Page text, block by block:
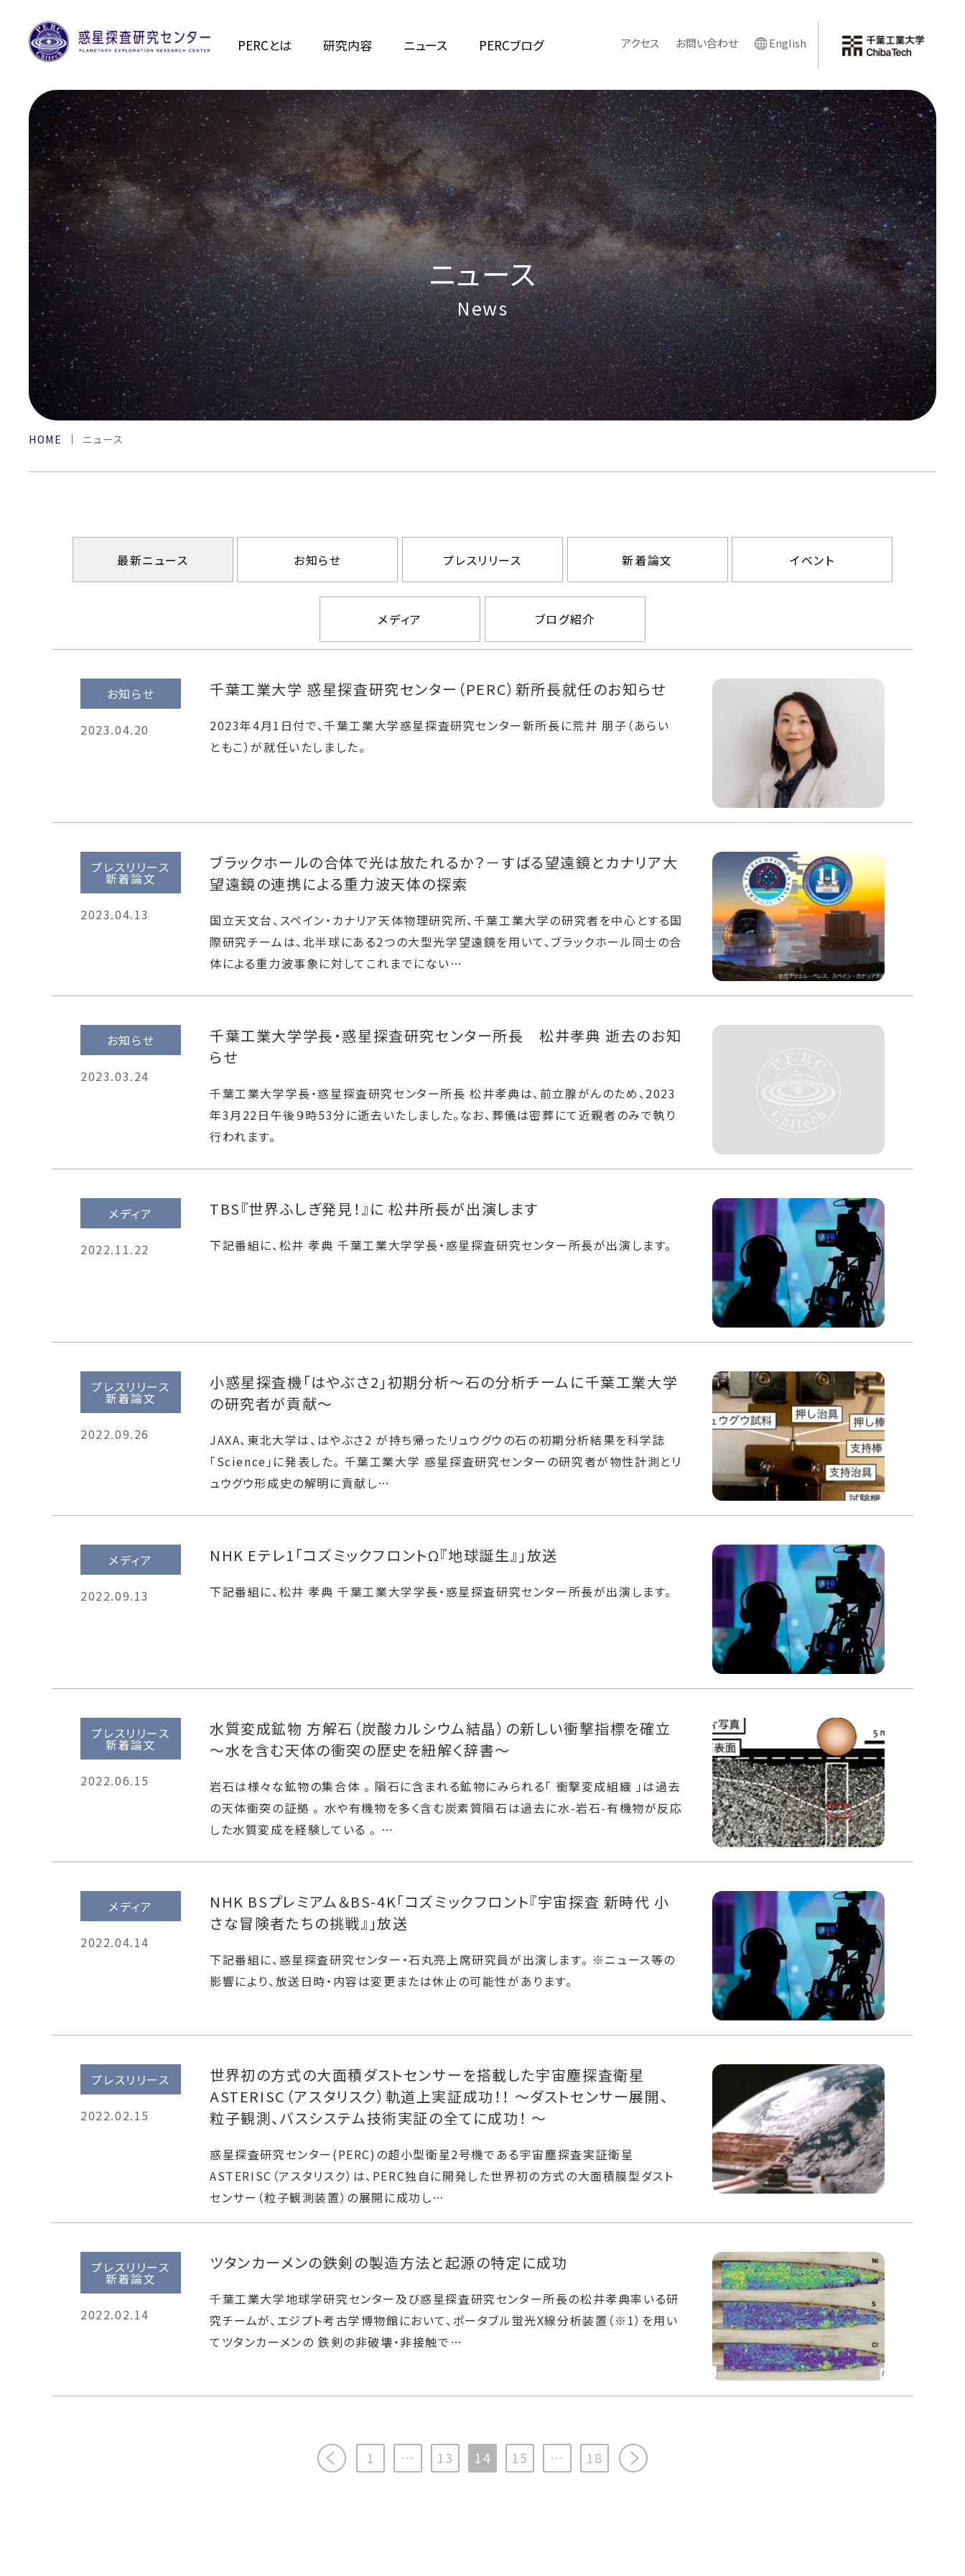
PERCとは 研究内容 ニュース PERCブログ アクセス お問い合わせ English
ニュース
News
HOME ニュース
最新ニュース お知らせ プレスリリース 新着論文 イベント
メディア ブログ紹介
お知らせ
2023.04.20
千葉工業大学 惑星探査研究センター（PERC）新所長就任のお知らせ
2023年4月1日付で、千葉工業大学惑星探査研究センター新所長に荒井 朋子（あらい
ともこ）が就任いたしました。
プレスリリース
新着論文
2023.04.13
ブラックホールの合体で光は放たれるか？－すばる望遠鏡とカナリア大
望遠鏡の連携による重力波天体の探索
国立天文台、スペイン・カナリア天体物理研究所、千葉工業大学の研究者を中心とする国
際研究チームは、北半球にある2つの大型光学望遠鏡を用いて、ブラックホール同士の合
体による重力波事象に対してこれまでにない…
お知らせ
2023.03.24
千葉工業大学学長・惑星探査研究センター所長 松井孝典 逝去のお知
らせ
千葉工業大学学長・惑星探査研究センター所長 松井孝典は、前立腺がんのため、2023
年3月22日午後９時53分に逝去いたしました。なお、葬儀は密葬にて近親者のみで執り
行われます。
メディア
2022.11.22
TBS『世界ふしぎ発見！』に 松井所長が出演します
下記番組に、松井 孝典 千葉工業大学学長・惑星探査研究センター所長が出演します。
プレスリリース
新着論文
2022.09.26
小惑星探査機「はやぶさ2」初期分析～石の分析チームに千葉工業大学
の研究者が貢献～
JAXA、東北大学は、はやぶさ2 が持ち帰ったリュウグウの石の初期分析結果を科学誌
「Science」に発表した。 千葉工業大学 惑星探査研究センターの研究者が物性計測とリ
ュウグウ形成史の解明に貢献し…
メディア
2022.09.13
NHK Eテレ1「コズミックフロントΩ『地球誕生』」放送
下記番組に、松井 孝典 千葉工業大学学長・惑星探査研究センター所長が出演します。
プレスリリース
新着論文
2022.06.15
水質変成鉱物 方解石（炭酸カルシウム結晶）の新しい衝撃指標を確立
～水を含む天体の衝突の歴史を紐解く辞書～
岩石は様々な鉱物の集合体 。 隕石に含まれる鉱物にみられる「 衝撃変成組織 」は過去
の天体衝突の証拠 。 水や有機物を多く含む炭素質隕石は過去に水-岩石-有機物が反応
した水質変成を経験している 。 …
メディア
2022.04.14
NHK BSプレミアム＆BS-4K「コズミックフロント『宇宙探査 新時代 小
さな冒険者たちの挑戦』」放送
下記番組に、惑星探査研究センター・石丸亮上席研究員が出演します。 ※ニュース等の
影響により、放送日時・内容は変更または休止の可能性があります。
プレスリリース
2022.02.15
世界初の方式の大面積ダストセンサーを搭載した宇宙塵探査衛星
ASTERISC（アスタリスク）軌道上実証成功！！ ～ダストセンサー展開、
粒子観測、バスシステム技術実証の全てに成功！ ～
惑星探査研究センター(PERC)の超小型衛星2号機である宇宙塵探査実証衛星
ASTERISC（アスタリスク）は、PERC独自に開発した世界初の方式の大面積膜型ダスト
センサー（粒子観測装置）の展開に成功し…
プレスリリース
新着論文
2022.02.14
ツタンカーメンの鉄剣の製造方法と起源の特定に成功
千葉工業大学地球学研究センター及び惑星探査研究センター所長の松井孝典率いる研
究チームが、エジプト考古学博物館において、ポータブル蛍光X線分析装置（※1）を用い
てツタンカーメンの 鉄剣の非破壊・非接触で…
1 … 13 14 15 … 18
次へ>>